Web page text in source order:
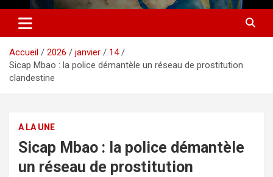
DIASPORA PULSE
Accueil 2026 janvier
14
Sicap Mbao : la police démantèle un réseau de prostitution
clandestine
A LA UNE
Sicap Mbao : la police démantèle
un réseau de prostitution